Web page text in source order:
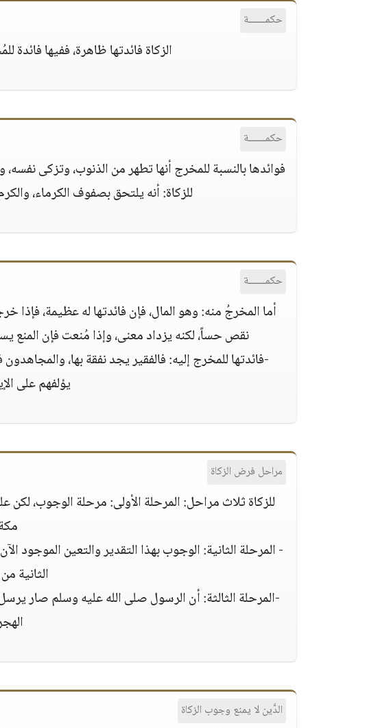
حكمــــــة
الزكاة فائدتها ظاهرة، ففيها فائدة
حكمــــــة
فوائدها بالنسبة للمخرج أنها تطهر من الذنوب، وتزكى
للزكاة: أنه يلتحق بصفوف الكرماء،
حكمــــــة
أما المخرجُ منه: وهو المال، فإن فائدتها له عظيمة، فإذا
نقص حساً، لكنه يزداد معنى، وإذا مُنعت فإن المنع
-فائدتها للمخرج إليه: فالفقير يجد نفقة بها،
يؤلفهم على
مراحل فرض الزكاة
للزكاة ثلاث مراحل: المرحلة الأولى: مرحلة الوجوب،
- المرحلة الثانية: الوجوب بهذا التقدير والتعين الموجود
الثانية
-المرحلة الثالثة: أن الرسول صلى الله عليه وسلم صار
الدَّين لا يمنع وجوب الزكاة